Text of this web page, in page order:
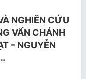
NGHIÊN CỨU
VẤN CHÁNH
– NGUYỄN